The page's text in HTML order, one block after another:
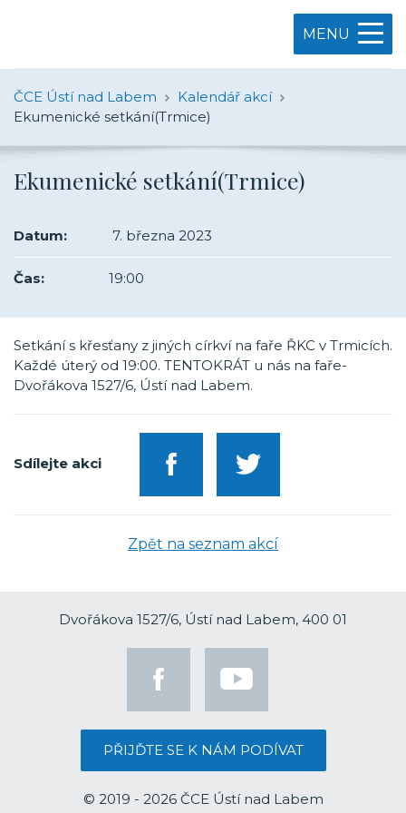
MENU
ČCE Ústí nad Labem
Kalendář akcí
Ekumenické setkání(Trmice)
Ekumenické setkání(Trmice)
Datum: 7. března 2023
Čas: 19:00
Setkání s křesťany z jiných církví na faře ŘKC v Trmicích.
Každé úterý od 19:00. TENTOKRÁT u nás na faře-
Dvořákova 1527/6, Ústí nad Labem.
Sdílejte akci
Zpět na seznam akcí
Dvořákova 1527/6, Ústí nad Labem, 400 01
PŘIJĎTE SE K NÁM PODÍVAT
© 2019 - 2026 ČCE Ústí nad Labem